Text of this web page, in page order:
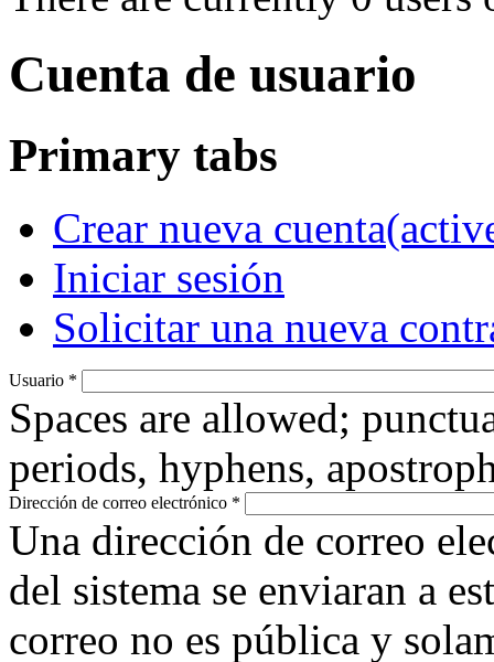
Cuenta de usuario
Primary tabs
Crear nueva cuenta
Iniciar sesión
Solicitar una nueva
Usuario *
Spaces are allowed;
periods, hyphens,
Dirección de correo electrónico *
Una dirección de correo
del sistema se enviaran a
correo no es pública y